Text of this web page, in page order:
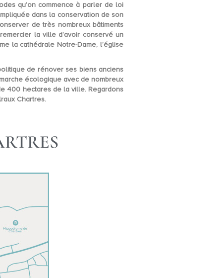
qu’on commence à parler de loi
dans la conservation de son
de très nombreux bâtiments
la ville d’avoir conservé un
la cathédrale Notre-Dame, l’église
de rénover ses biens anciens
écologique avec de nombreux
400 hectares de la ville. Regardons
Chartres.